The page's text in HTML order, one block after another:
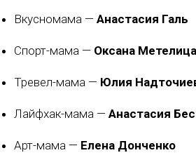
Вкусномама — Анастасия Галь
Спорт-мама — Оксана Метелица
Тревел-мама — Юлия
Лайфхак-мама — Анастасия
Арт-мама — Елена Донченко